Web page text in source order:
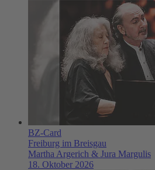
BZ-Card
Freiburg im Breisgau
Martha Argerich & Jura Margulis
18. Oktober 2026